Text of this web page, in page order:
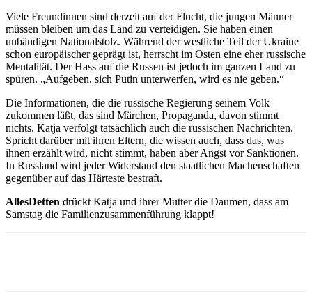
Viele Freundinnen sind derzeit auf der Flucht, die jungen Männer
müssen bleiben um das Land zu verteidigen. Sie haben einen
unbändigen Nationalstolz. Während der westliche Teil der Ukraine
schon europäischer geprägt ist, herrscht im Osten eine eher russische
Mentalität. Der Hass auf die Russen ist jedoch im ganzen Land zu
spüren. „Aufgeben, sich Putin unterwerfen, wird es nie geben.“
Die Informationen, die die russische Regierung seinem Volk
zukommen läßt, das sind Märchen, Propaganda, davon stimmt
nichts. Katja verfolgt tatsächlich auch die russischen Nachrichten.
Spricht darüber mit ihren Eltern, die wissen auch, dass das, was
ihnen erzählt wird, nicht stimmt, haben aber Angst vor Sanktionen.
In Russland wird jeder Widerstand den staatlichen Machenschaften
gegenüber auf das Härteste bestraft.
AllesDetten drückt Katja und ihrer Mutter die Daumen, dass am
Samstag die Familienzusammenführung klappt!